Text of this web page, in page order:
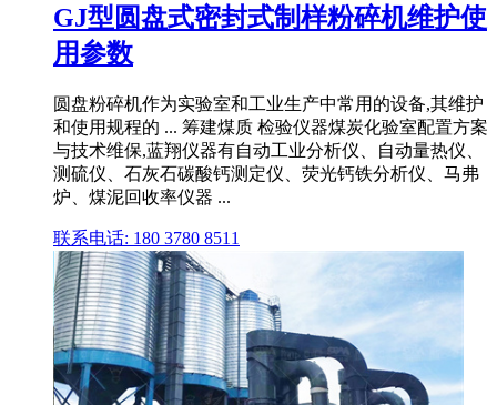
GJ型圆盘式密封式制样粉碎机维护使
用参数
圆盘粉碎机作为实验室和工业生产中常用的设备,其维护
和使用规程的 ... 筹建煤质 检验仪器煤炭化验室配置方案
与技术维保,蓝翔仪器有自动工业分析仪、自动量热仪、
测硫仪、石灰石碳酸钙测定仪、荧光钙铁分析仪、马弗
炉、煤泥回收率仪器 ...
联系电话: 180 3780 8511